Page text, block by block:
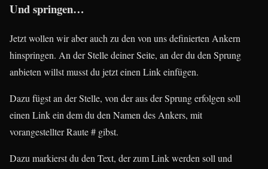
Und springen…
Jetzt wollen wir aber auch zu den von uns definierten Ankern
hinspringen. An der Stelle deiner Seite, an der du den Sprung
anbieten willst musst du jetzt einen Link einfügen.
Dazu fügst an der Stelle, von der aus der Sprung erfolgen soll
einen Link ein dem du den Namen des Ankers, mit
vorangestellter Raute # gibst.
Dazu markierst du den Text, der zum Link werden soll und